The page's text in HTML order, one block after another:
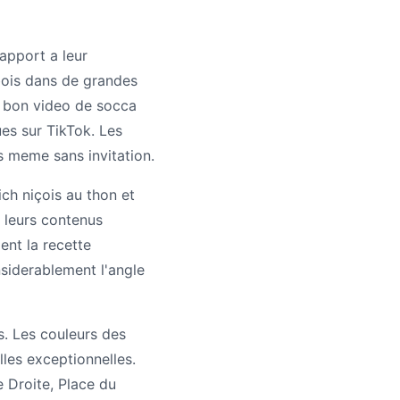
a leur
dans de grandes
video de socca
sur TikTok. Les
sans invitation.
niçois au thon et
contenus
la recette
l'angle
Les couleurs des
exceptionnelles.
Droite, Place du